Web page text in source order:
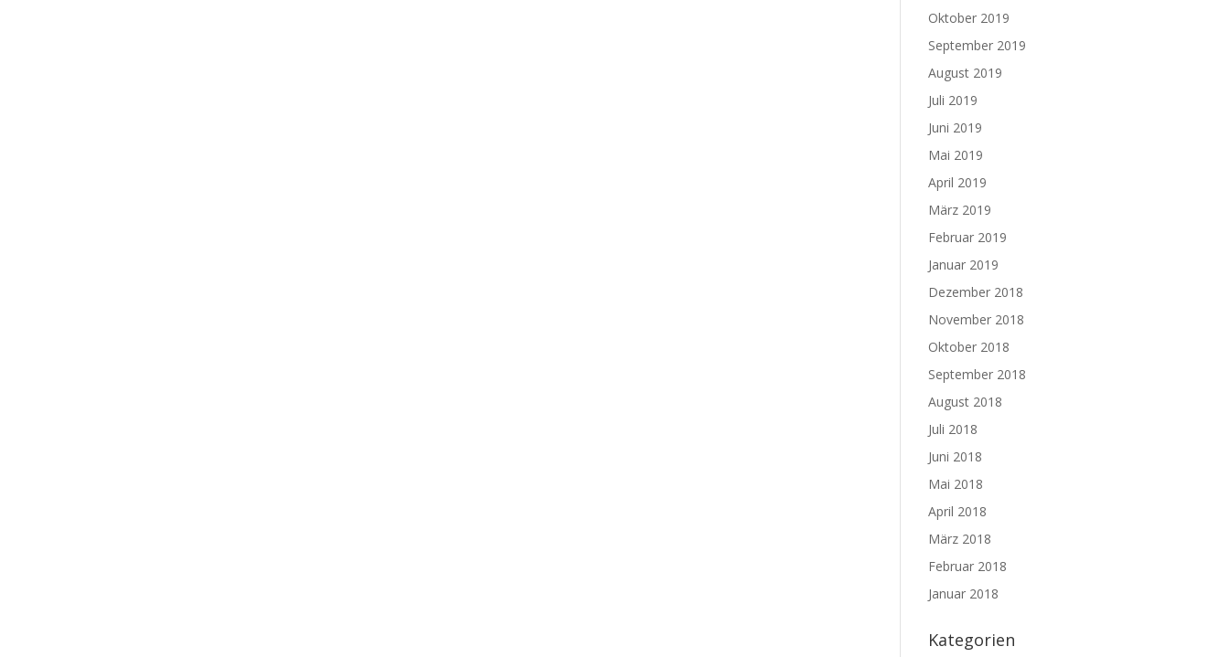
Oktober 2019
September 2019
August 2019
Juli 2019
Juni 2019
Mai 2019
April 2019
März 2019
Februar 2019
Januar 2019
Dezember 2018
November 2018
Oktober 2018
September 2018
August 2018
Juli 2018
Juni 2018
Mai 2018
April 2018
März 2018
Februar 2018
Januar 2018
Kategorien